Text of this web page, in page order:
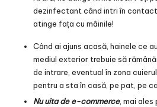
dezinfectant când intri în
atinge fața cu mâinile!
Când ai ajuns acasă, hainele ce
mediul exterior trebuie să
de intrare, eventual în zona
pentru a sta în casă, pe pat, pe
Nu uita de e-commerce, mai ales